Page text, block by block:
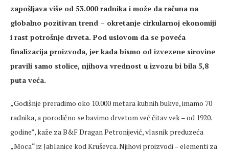
zapošljava više od 53.000 radnika i može da računa na
globalno pozitivan trend – okretanje cirkularnoj ekonomiji
i rast potrošnje drveta. Pod uslovom da se poveća
finalizacija proizvoda, jer kada bismo od izvezene sirovine
pravili samo stolice, njihova vrednost u izvozu bi bila 5,8
puta veća.
„Godišnje preradimo oko 10.000 metara kubnih bukve, imamo 70
radnika, a porodično se bavimo drvetom već čitav vek – od 1920.
godine”, kaže za B&F Dragan Petronijević, vlasnik preduzeća
„Moca“ iz Jablanice kod Kruševca. Njihovi proizvodi – elementi za